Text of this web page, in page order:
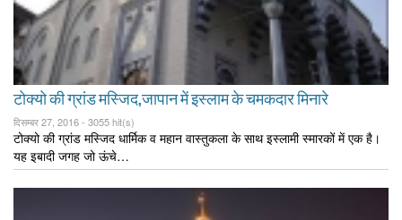
टोक्यो की ग्रांड मस्जिद,जापान में इस्लाम के चमकदार मिनारे
दिसम्बर 27, 2016 - 3055 hit(s)
टोक्यो की ग्रांड मस्जिद धार्मिक व महान वास्तुकला के साथ इस्लामी स्मारकों में एक है।
यह इबादी जगह जो ऊंचे…